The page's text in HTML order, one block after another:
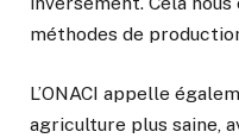
méthodes de
L’ONACI appelle
agriculture plus saine,